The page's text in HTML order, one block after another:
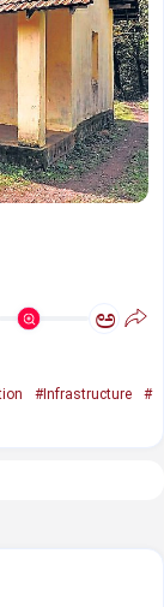
ಅ
#Infrastructure
#